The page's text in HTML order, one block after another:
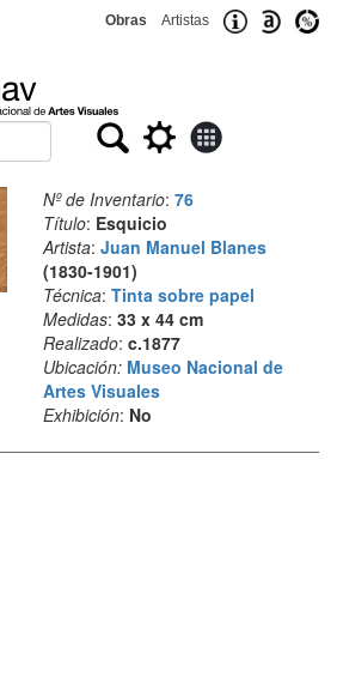
Obras Artistas
Nº de Inventario: 76
Título: Esquicio
Artista: Juan Manuel Blanes
(1830-1901)
Técnica: Tinta sobre papel
Medidas: 33 x 44 cm
Realizado: c.1877
Ubicación: Museo Nacional de
Artes Visuales
Exhibición: No